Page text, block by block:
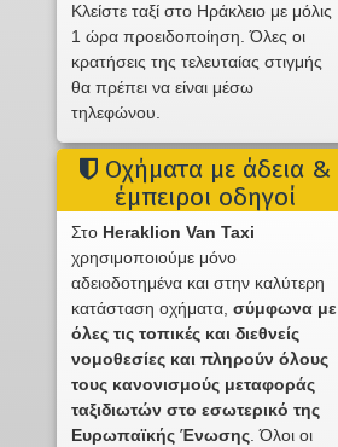
Κλείστε ταξί στο Ηράκλειο με μόλις
1 ώρα προειδοποίηση. Όλες οι
κρατήσεις της τελευταίας στιγμής
θα πρέπει να είναι μέσω
τηλεφώνου.
Οχήματα με άδεια &
έμπειροι οδηγοί
Στο Heraklion Van Taxi
χρησιμοποιούμε μόνο
αδειοδοτημένα και στην καλύτερη
κατάσταση οχήματα,σύμφωνα με
όλες τις τοπικές και διεθνείς
νομοθεσίες και πληρούν όλους
τους κανονισμούς μεταφοράς
ταξιδιωτών στο εσωτερικό της
Ευρωπαϊκής Ένωσης. Όλοι οι